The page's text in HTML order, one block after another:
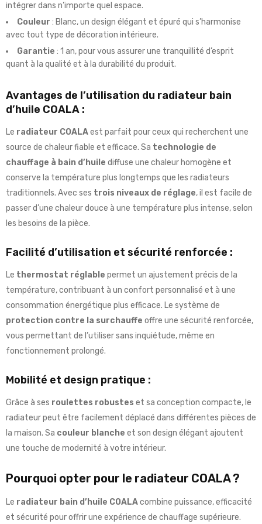
intégrer dans n’importe quel espace.
Couleur : Blanc, un design élégant et épuré qui s’harmonise
avec tout type de décoration intérieure.
Garantie : 1 an, pour vous assurer une tranquillité d’esprit
quant à la qualité et à la durabilité du produit.
Avantages de l’utilisation du radiateur bain
d’huile COALA :
Le radiateur COALAest parfait pour ceux qui recherchent une
source de chaleur fiable et efficace. Sa technologie de
chauffage à bain d’huile diffuse une chaleur homogène et
conserve la température plus longtemps que les radiateurs
traditionnels. Avec ses trois niveaux de réglage, il est facile de
passer d’une chaleur douce à une température plus intense, selon
les besoins de la pièce.
Facilité d’utilisation et sécurité renforcée :
Le thermostat réglable permet un ajustement précis de la
température, contribuant à un confort personnalisé et à une
consommation énergétique plus efficace. Le système de
protection contre la surchauffe offre une sécurité renforcée,
vous permettant de l’utiliser sans inquiétude, même en
fonctionnement prolongé.
Mobilité et design pratique :
Grâce à ses roulettes robustes et sa conception compacte, le
radiateur peut être facilement déplacé dans différentes pièces de
la maison. Sa couleur blanche et son design élégant ajoutent
une touche de modernité à votre intérieur.
Pourquoi opter pour le radiateur COALA ?
Le radiateur bain d’huile COALAcombine puissance, efficacité
et sécurité pour offrir une expérience de chauffage supérieure.